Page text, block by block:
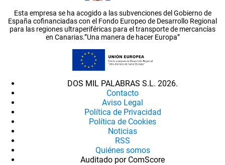
Esta empresa se ha acogido a las subvenciones del Gobierno de
España cofinanciadas con el Fondo Europeo de Desarrollo Regional
para las regiones ultraperiféricas para el transporte de mercancías
en Canarias.”Una manera de hacer Europa”
DOS MIL PALABRAS S.L. 2026.
Contacto
Aviso Legal
Política de Privacidad
Política de Cookies
Noticias
RSS
Quiénes somos
Auditado por ComScore